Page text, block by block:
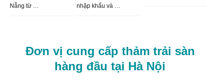
Nẵng từ …
nhập khẩu và …
Đơn vị cung cấp thảm trải sàn
hàng đầu tại Hà Nội